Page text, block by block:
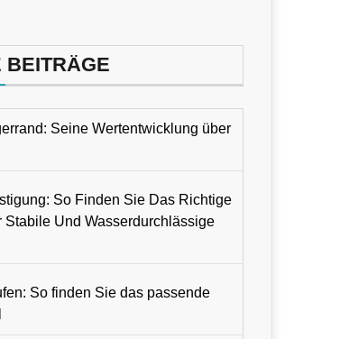
BEITRÄGE
Seine Wertentwicklung über
So Finden Sie Das Richtige
Stabile Und Wasserdurchlässige
So finden Sie das passende